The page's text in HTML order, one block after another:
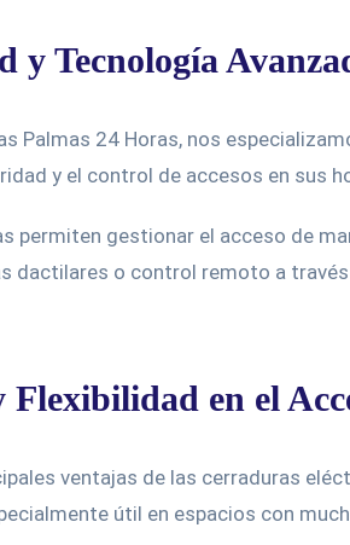
y Tecnología
Palmas 24 Horas, nos
y el control de accesos en sus
permiten gestionar el acceso de
dactilares o control remoto a
en el
ventajas de las cerraduras
útil en espacios con